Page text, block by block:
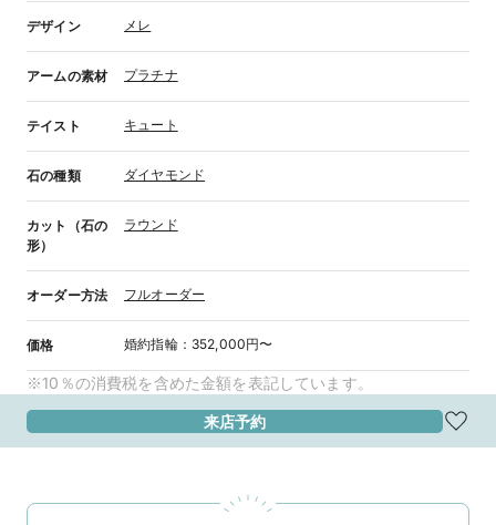
デザイン メレ
アームの素材 プラチナ
テイスト キュート
石の種類 ダイヤモンド
カット（石の
形）
ラウンド
オーダー方法 フルオーダー
価格 婚約指輪： 352,000円〜
※10％の消費税を含めた金額を表記しています。
来店予約